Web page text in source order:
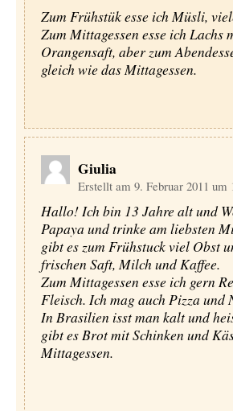
Zum Frühstük esse ich Müsli,
Zum Mittagessen esse ich Lachs
Orangensaft, aber zum
gleich wie das Mittagessen.
Giulia
Erstellt am 9. Februar 2011 um
Hallo! Ich bin 13 Jahre alt und
Papaya und trinke am liebsten
gibt es zum Frühstuck viel Obst
frischen Saft, Milch und Kaffee.
Zum Mittagessen esse ich gern
Fleisch. Ich mag auch Pizza und
In Brasilien isst man kalt und
gibt es Brot mit Schinken und
Mittagessen.